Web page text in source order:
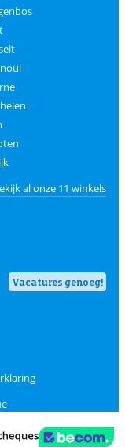
al onze 11 winkels
Vacatures genoeg!